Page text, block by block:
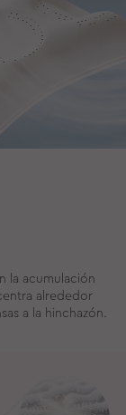
la acumulación
alrededor
a la hinchazón.